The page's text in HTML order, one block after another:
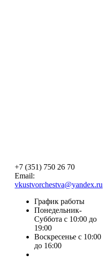
+7 (351) 750 26 70
Email:
vkustvorchestva@yandex.ru
График работы
Понедельник-
Суббота с 10:00 до
19:00
Воскресенье с 10:00
до 16:00